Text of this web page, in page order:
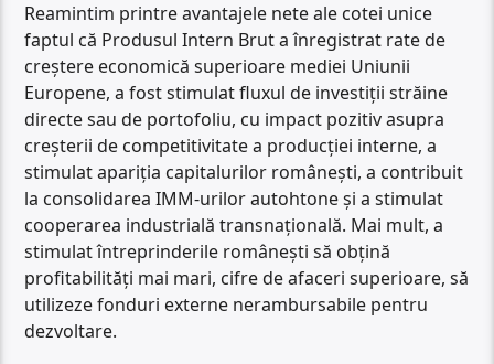
Reamintim printre avantajele nete ale cotei unice
faptul că Produsul Intern Brut a înregistrat rate de
creștere economică superioare mediei Uniunii
Europene, a fost stimulat fluxul de investiții străine
directe sau de portofoliu, cu impact pozitiv asupra
creșterii de competitivitate a producției interne, a
stimulat apariția capitalurilor românești, a contribuit
la consolidarea IMM-urilor autohtone și a stimulat
cooperarea industrială transnațională. Mai mult, a
stimulat întreprinderile românești să obțină
profitabilități mai mari, cifre de afaceri superioare, să
utilizeze fonduri externe nerambursabile pentru
dezvoltare.